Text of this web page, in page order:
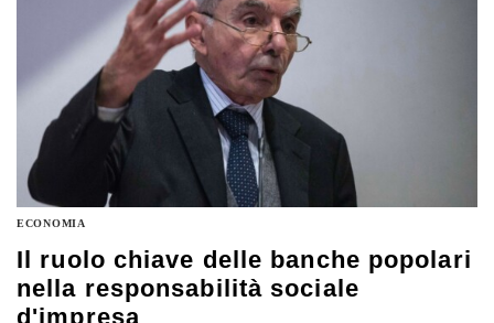
ECONOMIA
Il ruolo chiave delle banche popolari
nella responsabilità sociale
d'impresa